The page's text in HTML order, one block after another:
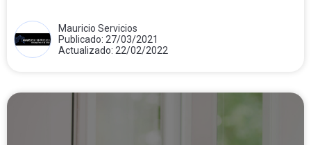
Mauricio Servicios
Publicado: 27/03/2021
Actualizado: 22/02/2022